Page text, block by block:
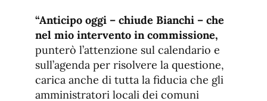
“Anticipo oggi – chiude Bianchi – che
nel mio intervento in commissione,
punterò l’attenzione sul calendario e
sull’agenda per risolvere la questione,
carica anche di tutta la fiducia che gli
amministratori locali dei comuni